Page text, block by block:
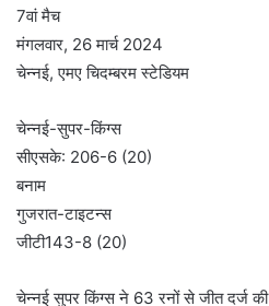
7वां मैच
मंगलवार, 26 मार्च 2024
चेन्नई, एमए चिदम्बरम स्टेडियम
चेन्नई-सुपर-किंग्स
सीएसके: 206-6 (20)
बनाम
गुजरात-टाइटन्स
जीटी143-8 (20)
चेन्नई सुपर किंग्स ने 63 रनों से जीत दर्ज की